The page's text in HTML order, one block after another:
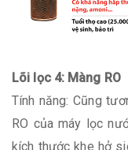
Lõi lọc 4: Màng RO
Tính năng: Cũng
RO của máy lọc
kích thước khe hở